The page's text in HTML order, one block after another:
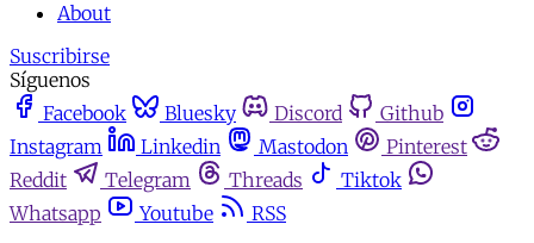
About
Suscribirse
Síguenos
Facebook
Bluesky Discord
Github
Instagram
Linkedin Mastodon
Pinterest
Reddit
Telegram Threads
Tiktok
Whatsapp
Youtube
RSS